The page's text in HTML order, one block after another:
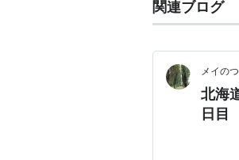
関連ブログ
メイの
北海
日目